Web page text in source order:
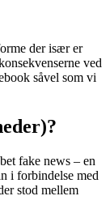
der især er
ved
såvel som vi
fake news – en
i forbindelse med
stod mellem